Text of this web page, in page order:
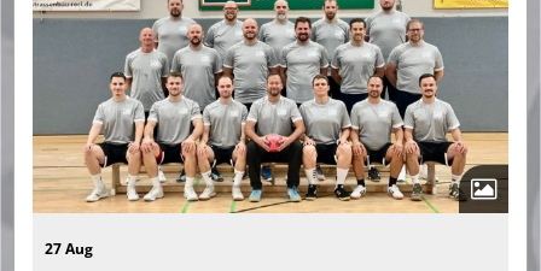
Links
Eintrittspreise
Trainingszeiten
Kontaktformular
27 Aug